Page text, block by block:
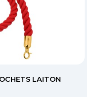
LAITON